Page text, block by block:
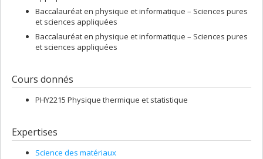
Baccalauréat en physique et informatique – Sciences pures
et sciences appliquées
Baccalauréat en physique et informatique – Sciences pures
et sciences appliquées
Cours donnés
PHY2215 Physique thermique et statistique
Expertises
Science des matériaux